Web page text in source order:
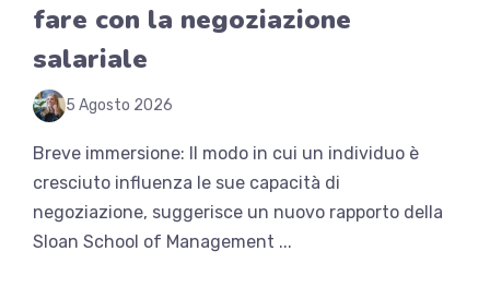
fare con la negoziazione
salariale
5 Agosto 2026
Breve immersione: Il modo in cui un individuo è
cresciuto influenza le sue capacità di
negoziazione, suggerisce un nuovo rapporto della
Sloan School of Management ...